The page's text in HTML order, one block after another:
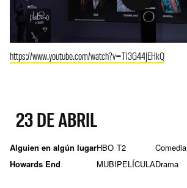
https://www.youtube.com/watch?v=Tl3G44JEHkQ
23 DE ABRIL
Alguien en algún lugarHBO T2
Comedia
Howards End
MUBIPELÍCULADrama